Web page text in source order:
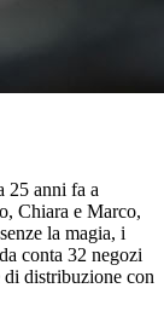
25 anni fa a
Chiara e Marco,
la magia, i
conta 32 negozi
di distribuzione con